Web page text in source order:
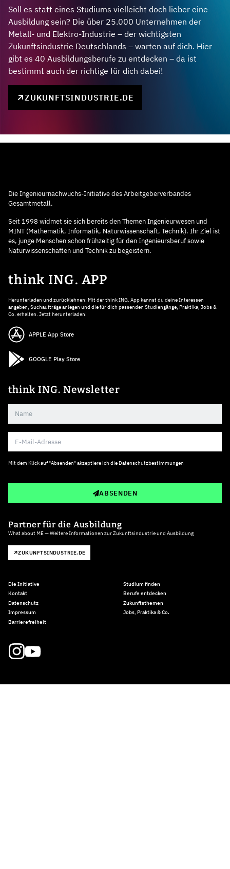
Soll es statt eines Studiums vielleicht doch lieber eine
Ausbildung sein? Die über 25.000 Unternehmen der
Metall- und Elektro-Industrie – der wichtigsten
Zukunftsindustrie Deutschlands – warten auf dich. Hier
gibt es 40 Ausbildungsberufe zu entdecken – da ist
bestimmt auch der richtige für dich dabei!
ZUKUNFTSINDUSTRIE.DE
Die Ingenieurnachwuchs-Initiative des Arbeitgeberverbandes
Gesamtmetall.
Seit 1998 widmet sie sich bereits den Themen Ingenieurwesen und
MINT (Mathematik, Informatik, Naturwissenschaft, Technik). Ihr Ziel ist
es, junge Menschen schon frühzeitig für den Ingenieursberuf sowie
Naturwissenschaften und Technik zu begeistern.
think ING. APP
Herunterladen und zurücklehnen: Mit der think ING. App kannst du deine Interessen
angeben, Suchaufträge anlegen und die für dich passenden Studiengänge, Praktika, Jobs &
Co. erhalten. Jetzt herunterladen!
APPLE App Store
GOOGLE Play Store
think ING. Newsletter
Mit dem Klick auf "Absenden" akzeptiere ich die Datenschutzbestimmungen
ABSENDEN
Partner für die Ausbildung
What about ME — Weitere Informationen zur Zukunftsindustrie und Ausbildung
ZUKUNFTSINDUSTRIE.DE
Die Initiative
Kontakt
Datenschutz
Impressum
Barrierefreiheit
Studium finden
Berufe entdecken
Zukunftsthemen
Jobs, Praktika & Co.